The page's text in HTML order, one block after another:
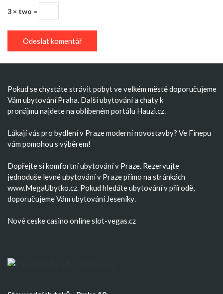
3 × two =
Pokud se chystáte strávit pobyt ve velkém městě doporučujeme
Vám ubytování Praha . Dalšíubytovánía chaty k
pronájmu najdete na oblíbeném portálu Hauzi.cz.
Lákají vás pro bydlení v Praze modernínovostavby? Ve Finepu
vám pomohou s výběrem!
Dopřejte si komfortníubytování v Praze . Rezervujte
jednoduše levné ubytování v Prazepřímo na stránkách
www.MegaUbytko.cz. Pokud hledáte ubytování v přírodě,
doporučujeme Vám ubytování Jeseníky
Nové ceske casino online slot-vegas.cz